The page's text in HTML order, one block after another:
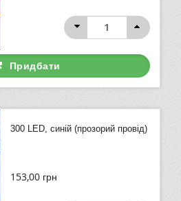
Придбати
300 LED, синій (прозорий провід)
153,00 грн